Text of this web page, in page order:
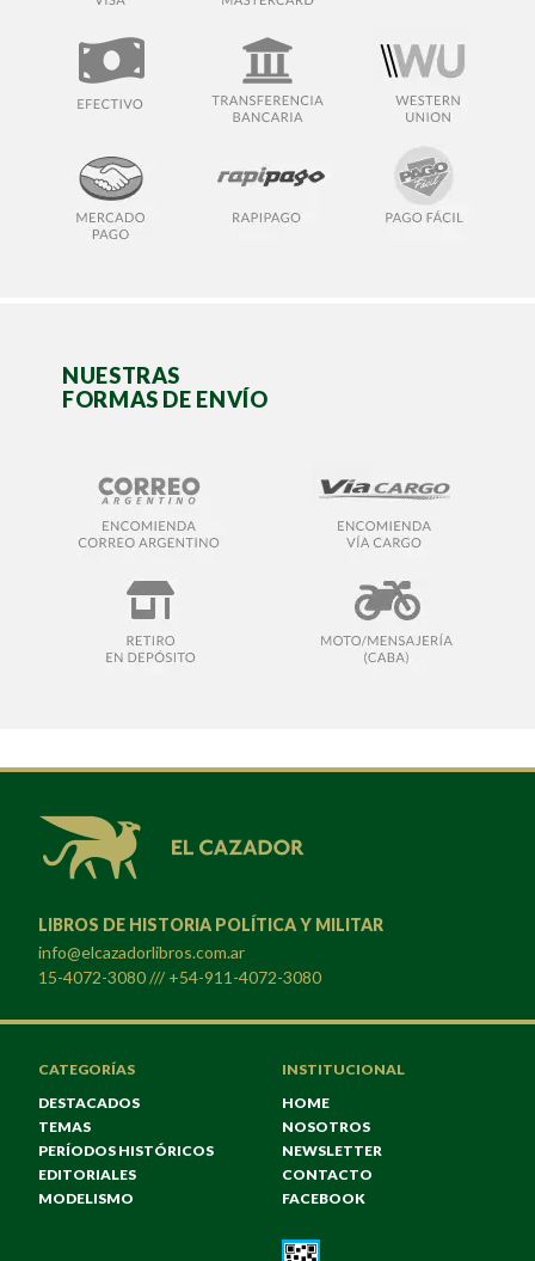
NUESTRAS
FORMAS DE ENVÍO
LIBROS DE HISTORIA POLÍTICA Y MILITAR
info@elcazadorlibros.com.ar
15-4072-3080 /// +54-911-4072-3080
CATEGORÍAS
DESTACADOS
TEMAS
PERÍODOS HISTÓRICOS
EDITORIALES
MODELISMO
INSTITUCIONAL
HOME
NOSOTROS
NEWSLETTER
CONTACTO
FACEBOOK